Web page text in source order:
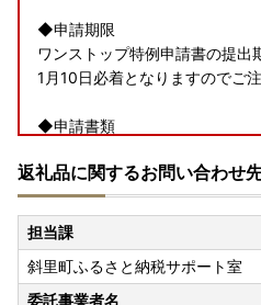
◆申請期限
ワンストップ特例申請書の提出
1月10日必着となりますのでご注
◆申請書類
https://www.soumu.go.jp/
上記URLに、添付書類について
認ください。
(外部サイトへ遷移します。個
の方針に従います。)
返礼品に関するお問い合わせ
担当課
斜里町ふるさと納税サポート室
委託事業者名